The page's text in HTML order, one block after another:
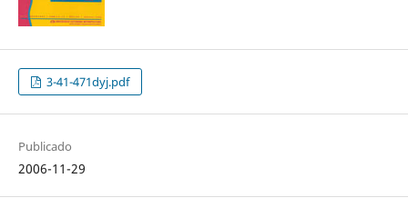
3-41-471dyj.pdf
Publicado
2006-11-29